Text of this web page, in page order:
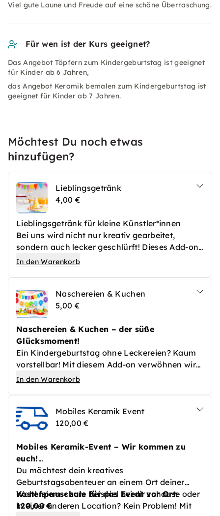
Viel gute Laune und Freude auf eine schöne Überraschung.
Für wen ist der Kurs geeignet?
Das Angebot Töpfern zum Kindergeburtstag ist geeignet
für Kinder ab 6 Jahren,
das Angebot Keramik bemalen zum Kindergeburtstag ist
geeignet für Kinder ab 7 Jahren.
Möchtest Du noch etwas
hinzufügen?
Lieblingsgetränk
4,00 €
Lieblingsgetränk für kleine Künstler*innen
Bei uns wird nicht nur kreativ gearbeitet,
sondern auch lecker geschlürft! Dieses Add-on
sorgt dafür, dass jedes Kind ein Getränk ganz
Cola oder spritziger Kindersekt. Natürlich gibt
es auch jederzeit Wasser zur freien Verfügung.
So macht Keramikspaß doppelt Freude – mit
Farbe, Fantasie und einem erfrischenden
Schluck zwischendurch!
In den Warenkorb
Naschereien & Kuchen
5,00 €
Naschereien & Kuchen – der süße
Glücksmoment!
Ein Kindergeburtstag ohne Leckereien? Kaum
vorstellbar! Mit diesem Add-on verwöhnen wir
die kleinen Gäste mit einer fröhlichen Auswahl
sowie kunterbunte Naschereien wie
Gummibärchen, Kekse und Co. sorgen für
Naschpause zwischendurch. Auf Wunsch auch
mit Geburtstagskerzen für den großen Wunsch-
Moment!
In den Warenkorb
Mobiles Keramik Event
120,00 €
Mobiles Keramik-Event – Wir kommen zu
euch!
Du möchtest dein kreatives
Geburtstagsabenteuer an einem Ort deiner
Wahl feiern – zum Beispiel bei dir zuhause oder
in einer anderen Location? Kein Problem! Mit
Kostenpauschale für das Event vor Ort:
120,00 €